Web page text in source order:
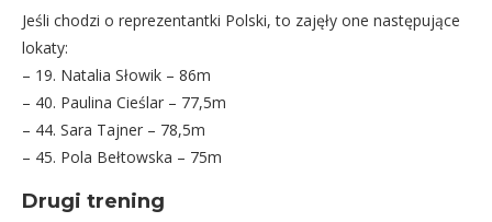
Jeśli chodzi o reprezentantki Polski, to zajęły one następujące
lokaty:
– 19. Natalia Słowik – 86m
– 40. Paulina Cieślar – 77,5m
– 44. Sara Tajner – 78,5m
– 45. Pola Bełtowska – 75m
Drugi trening